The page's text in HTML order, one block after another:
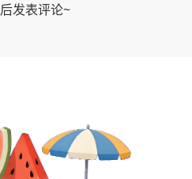
后发表评论~